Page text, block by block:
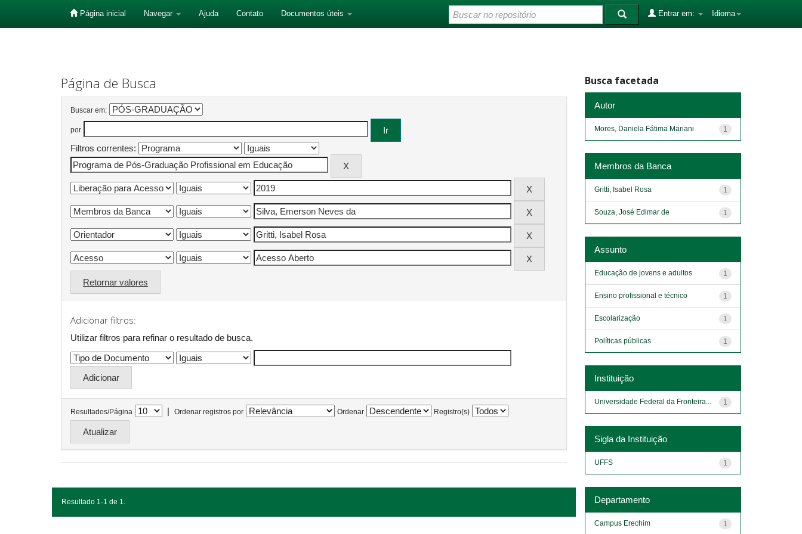
Página inicial Navegar Ajuda Contato Documentos úteis Idioma
Entrar em:
Página de Busca
Buscar em:
por
Filtros correntes:
Retornar valores
Adicionar filtros:
Utilizar filtros para refinar o resultado de busca.
Resultados/Página | Ordenar registros por Ordenar Registro(s)
Resultado 1-1 de 1.
Busca facetada
Autor
1
Mores, Daniela Fátima Mariani
Membros da Banca
1
Gritti, Isabel Rosa
1
Souza, José Edimar de
Assunto
1
Educação de jovens e adultos
1
Ensino profissional e técnico
1
Escolarização
1
Políticas públicas
Instituição
1
Universidade Federal da Fronteira...
Sigla da Instituição
1
UFFS
Departamento
1
Campus Erechim